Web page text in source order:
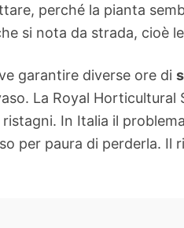
perché la pianta
si nota da strada, cioè
garantire diverse ore di
La Royal Horticultural
In Italia il
per paura di perderla. Il